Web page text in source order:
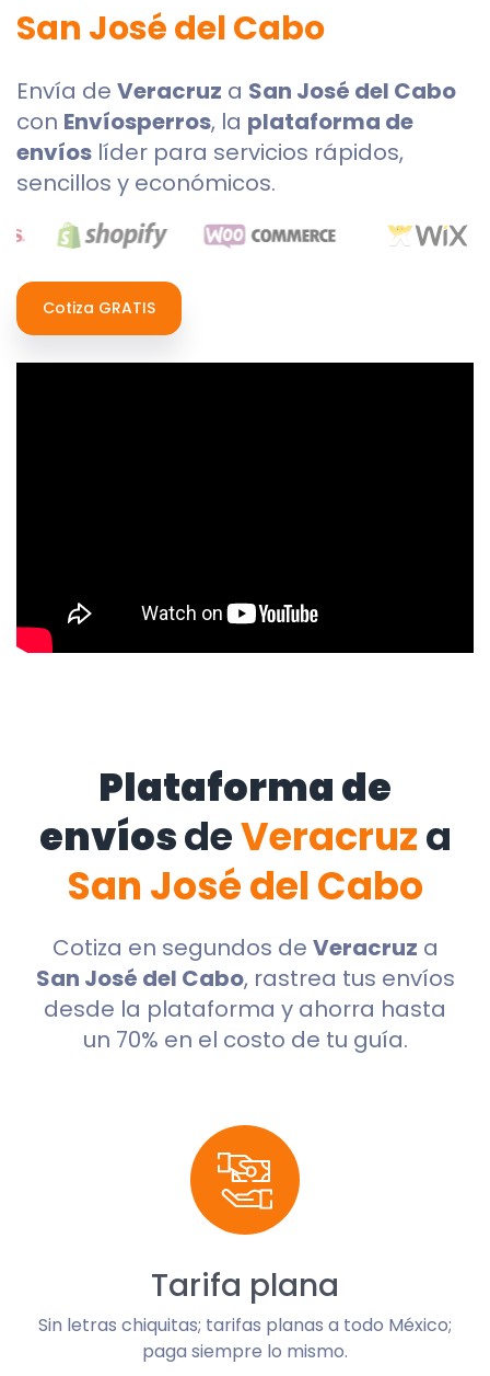
San José del Cabo
Envía de Veracruz a San José del Cabo
con Envíosperros, la plataforma de
envíos líder para servicios rápidos,
sencillos y económicos.
Cotiza GRATIS
Plataforma de
envíosdeVeracruza
San José del Cabo
Cotiza en segundos de Veracruz a
San José del Cabo, rastrea tus envíos
desde la plataforma y ahorra hasta
un 70% en el costo de tu guía.
Tarifa plana
Sin letras chiquitas; tarifas planas a todo México;
paga siempre lo mismo.